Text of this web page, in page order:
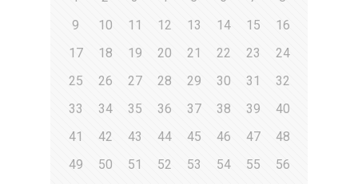
9
10 11 12 13 14 15
16
17
18 19 20 21 22 23
24
25
26 27 28 29 30 31
32
33
34 35 36 37 38 39
40
41
42 43 44 45 46 47
48
49
50 51 52 53 54 55
56